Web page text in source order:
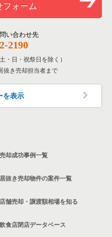
案件一覧
の案件一覧
売却物件の案件一覧
件の案件一覧
物件の案件一覧
の案件一覧
物件の案件一覧
の案件一覧
の居抜き売却物件の案件一覧
案件一覧
案件一覧
の案件一覧
フォーム
い合わせ先
2190
・日・祝祭日を除く）
抜き売却担当者まで
を表示
売却成功事例一覧
居抜き売却物件の案件一覧
店舗売却・譲渡額相場を知る
飲食店閉店データベース